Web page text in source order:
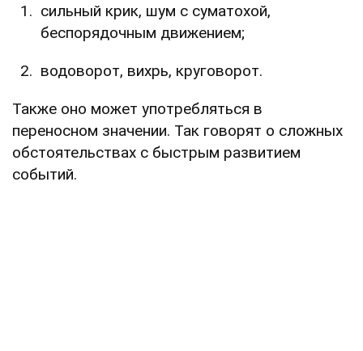
сильный крик, шум с суматохой,
беспорядочным движением;
водоворот, вихрь, круговорот.
Также оно может употребляться в
переносном значении. Так говорят о сложных
обстоятельствах с быстрым развитием
событий.